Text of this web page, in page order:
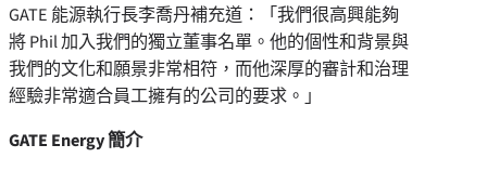
GATE 能源執行長李喬丹補充道：「我們很高興能夠
將 Phil 加入我們的獨立董事名單。他的個性和背景與
我們的文化和願景非常相符，而他深厚的審計和治理
經驗非常適合員工擁有的公司的要求。」
GATE Energy簡介